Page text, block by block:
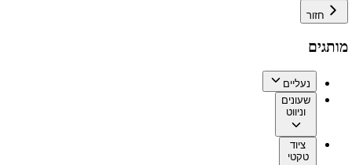
חזור
מותגים
נעליים
שעונים
וניווט
ציוד
טקטי